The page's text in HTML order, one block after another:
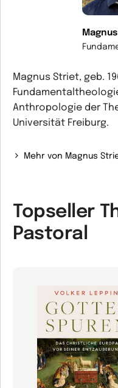
Magnus Striet, geb.
Anthropologie der
Universität Freiburg.
Mehr von Magnus
Topseller
Pastoral